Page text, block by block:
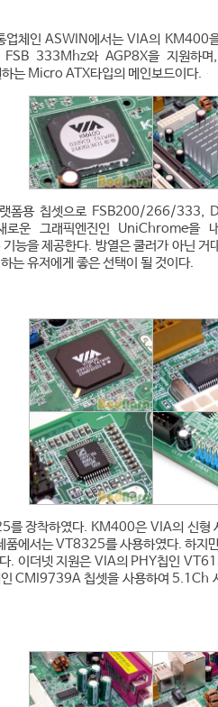
업체인 ASWIN에서는 VIA의 KM400
333Mhz와 AGP8X을 지원하
는 Micro ATX타입의 메인보드이다.
폼용 칩셋으로 FSB200/266/333,
운 그래픽엔진인 UniChrome을
을 제공한다. 방열은 쿨러가 아닌 거
는 유저에게 좋은 선택이 될 것이다.
를 장착하였다. KM400은 VIA의 신형
품에서는 VT8325를 사용하였다. 하
다. 이더넷 지원은 VIA의 PHY칩인
CMI9739A 칩셋을 사용하여 5.1Ch